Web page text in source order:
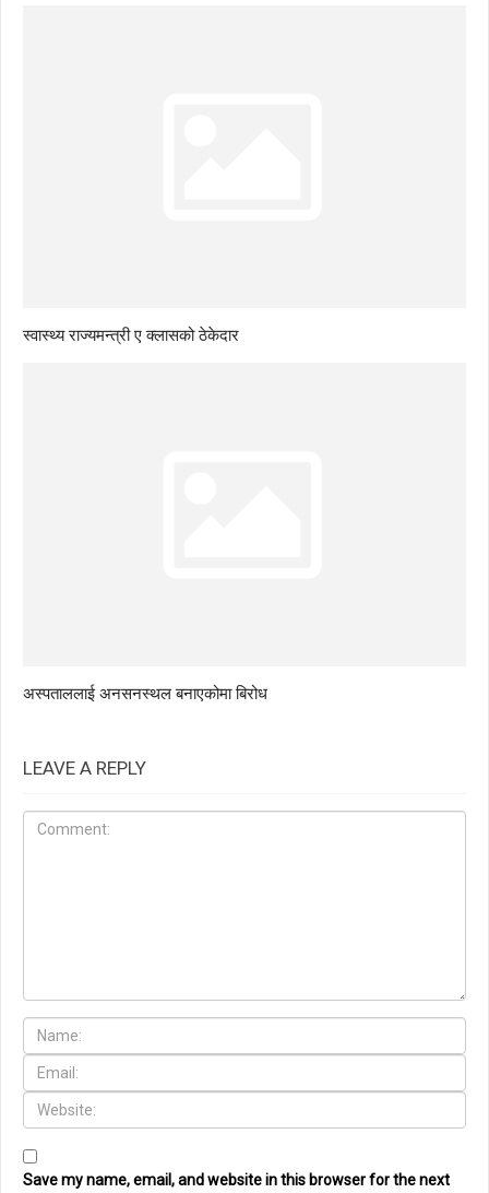
स्वास्थ्य राज्यमन्त्री ए क्लासको ठेकेदार
अस्पताललाई अनसनस्थल बनाएकोमा बिरोध
LEAVE A REPLY
Save my name, email, and website in this browser for the next